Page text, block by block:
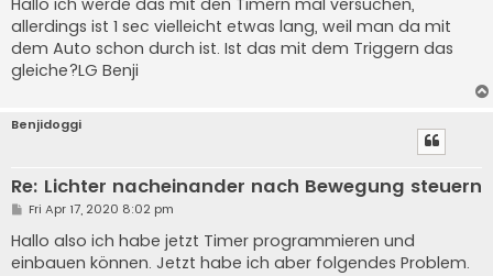
t
allerdings ist 1 sec vielleicht etwas lang, weil man da mit
dem Auto schon durch ist. Ist das mit dem Triggern das
gleiche?LG Benji
Benjidoggi
Re: Lichter nacheinander nach Bewegung steuern
P
s
t
Fri Apr 17, 2020 8:02 pm
Hallo also ich habe jetzt Timer programmieren und
einbauen können. Jetzt habe ich aber folgendes Problem.